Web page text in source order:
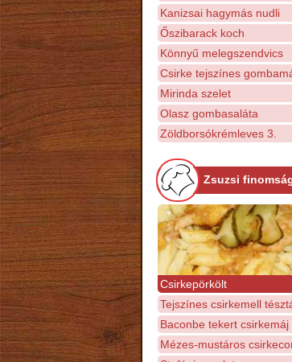
Kanizsai hagymás nudli
Őszibarack koch
Könnyű melegszendvics
Csirke tejszínes
Mirinda szelet
Olasz gombasaláta
Zöldborsókrémleves 3.
Zsuzsi
Csirkepörkölt
Tejszínes csirkemell
Baconbe tekert csirkemáj
Mézes-mustáros